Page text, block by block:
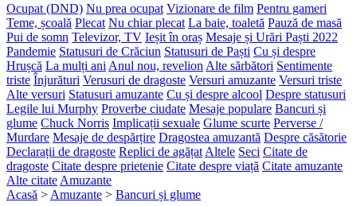
Ocupat (DND) Nu prea ocupat Vizionare de film Pentru gameri
Teme, școală Plecat Nu chiar plecat La baie, toaletă Pauză de masă
Pui de somn Televizor, TV Ieșit în oraș Mesaje și Urări Paști 2022
Pandemie Statusuri de Crăciun Statusuri de Paști Cu și despre
Hrușcă La mulți ani Anul nou, revelion Alte sărbători Sentimente
triste Înjurături Verusuri de dragoste Versuri amuzante Versuri triste
Alte versuri Statusuri amuzante Cu și despre alcool Despre statusuri
Legile lui Murphy Proverbe ciudate Mesaje populare Bancuri și
glume Chuck Norris Implicații sexuale Glume scurte Perverse /
Murdare Mesaje de despărțire Dragostea amuzantă Despre căsătorie
Declarații de dragoste Replici de agățat Altele Seci Citate de
dragoste Citate despre prietenie Citate despre viață Citate amuzante
Alte citate Amuzante
Acasă > Amuzante > Bancuri și glume